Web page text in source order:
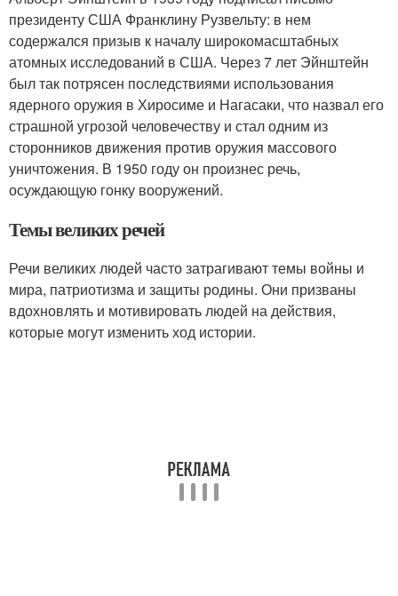
президенту США Франклину Рузвельту: в нем
содержался призыв к началу широкомасштабных
атомных исследований в США. Через 7 лет Эйнштейн
был так потрясен последствиями использования
ядерного оружия в Хиросиме и Нагасаки, что назвал его
страшной угрозой человечеству и стал одним из
сторонников движения против оружия массового
уничтожения. В 1950 году он произнес речь,
осуждающую гонку вооружений.
Темы великих речей
Речи великих людей часто затрагивают темы войны и
мира, патриотизма и защиты родины. Они призваны
вдохновлять и мотивировать людей на действия,
которые могут изменить ход истории.